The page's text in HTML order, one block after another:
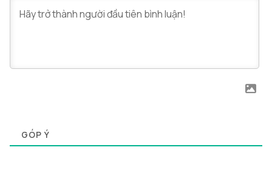
GÓP Ý